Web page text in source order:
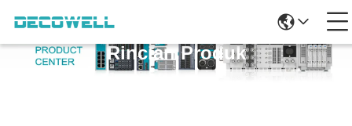
Rincian Produk